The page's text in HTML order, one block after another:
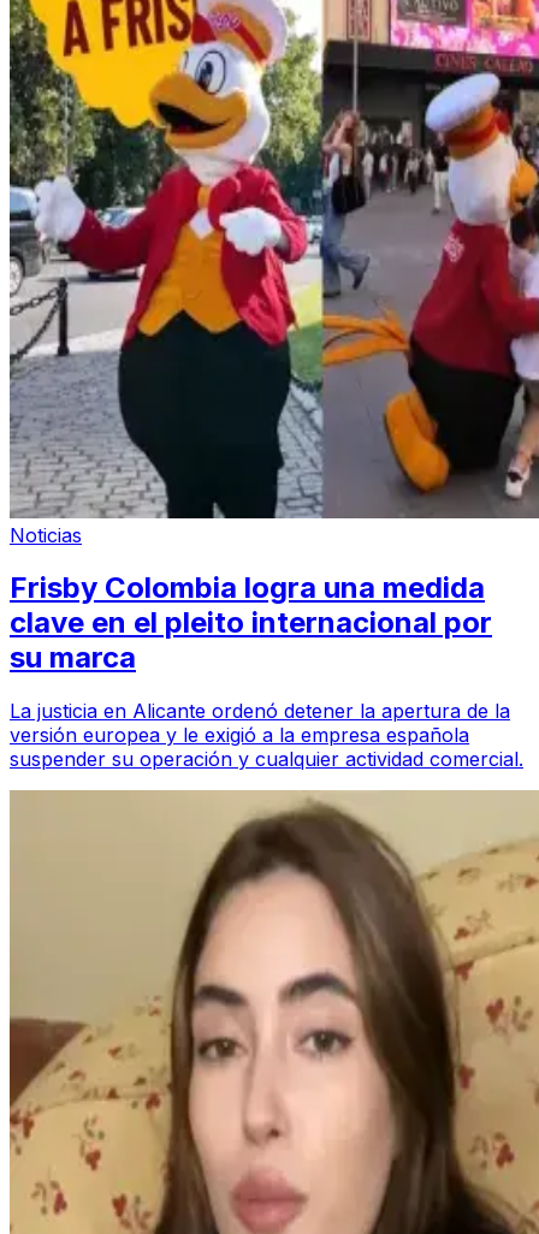
Noticias
Frisby Colombia logra una medida
clave en el pleito internacional por
su marca
La justicia en Alicante ordenó detener la apertura de la
versión europea y le exigió a la empresa española
suspender su operación y cualquier actividad comercial.